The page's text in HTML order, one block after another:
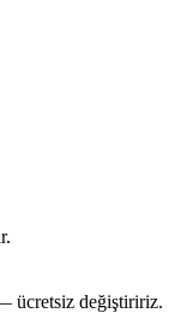
— ücretsiz değiştiririz.